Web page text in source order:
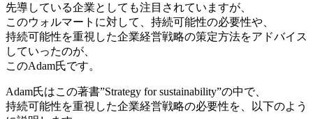
先導している企業としても注目されていますが、
このウォルマートに対して、持続可能性の必要性や、
持続可能性を重視した企業経営戦略の策定方法をアドバイス
していったのが、
このAdam氏です。
Adam氏はこの著書”Strategy for sustainability”の中で、
持続可能性を重視した企業経営戦略の必要性を、以下のよう